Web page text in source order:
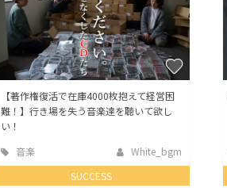
【著作権復活で在庫4000枚抱えて経営困
難！】行き場を失う音楽達を聴いて欲し
い！
音楽
White_bgm
SUCCESS